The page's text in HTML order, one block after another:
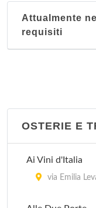
Attualmente
requisiti
OSTERIE E
Ai Vini d'Italia
via Emilia